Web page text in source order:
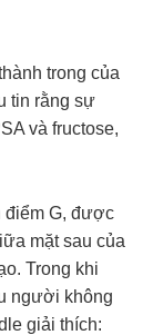
trong của
tin rằng sự
và fructose,
điểm G, được
mặt sau của
Trong khi
người không
giải thích: